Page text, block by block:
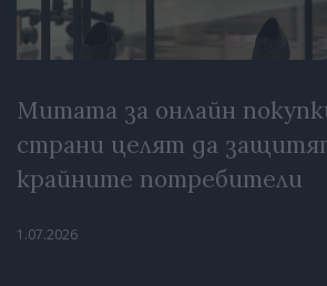
Митата за онлайн
страни целят да
крайните потребители
1.07.2026